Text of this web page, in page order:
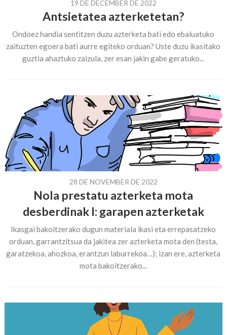
19 DE DECEMBER DE 2022
Antsietatea azterketetan?
Ondoez handia sentitzen duzu azterketa bati edo ebaluatuko
zaituzten egoera bati aurre egiteko orduan? Uste duzu ikasitako
guztia ahaztuko zaizula, zer esan jakin gabe geratuko...
28 DE NOVEMBER DE 2022
Nola prestatu azterketa mota
desberdinak I: garapen azterketak
Ikasgai bakoitzerako dugun materiala ikasi eta errepasatzeko
orduan, garrantzitsua da jakitea zer azterketa mota den (testa,
garatzekoa, ahozkoa, erantzun laburrekoa…); izan ere, azterketa
mota bakoitzerako...